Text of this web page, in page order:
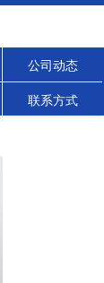
公司动态
联系方式